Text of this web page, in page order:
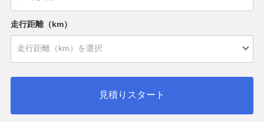
走行距離（km）
見積りスタート